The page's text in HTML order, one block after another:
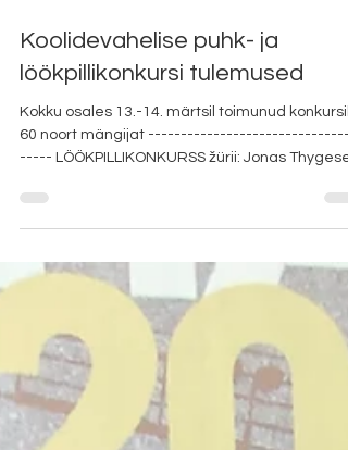
Koolidevahelise puhk- ja
löökpillikonkursi tulemused
Kokku osales 13.-14. märtsil toimunud konkursil
----- LÖÖKPILLIKONKURSS žürii: Jonas
Muusikakool, õpetaja Heigo Rosin /
kontsertmeister Ieva Kostanda II koht - Artur
Roditšenko, Heino Elleri Muusikakool, õpetaja
Heigo Rosin / kontsertmeister Ieva Kostanda II
koht - Kerttu Makko , MUBA, õpetaja Tiit
/ kontsertmeist